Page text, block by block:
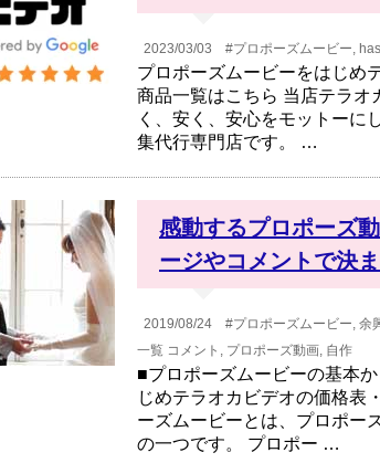
2023/03/03 #プロポーズムービー,
プロポーズムービーをはじめ
商品一覧はこちら 当店テラオ
く、安く、安心をモットーに
集代行専門店です。 …
感動するプロポーズ
ージやコメントで決
2019/08/24 #プロポーズムービー, 余
一覧 コメント , プロポーズ動画, 自作
■プロポーズムービーの基本
じめテラオカビデオの価格表
ーズムービーとは、プロポー
の一つです。 プロポー …